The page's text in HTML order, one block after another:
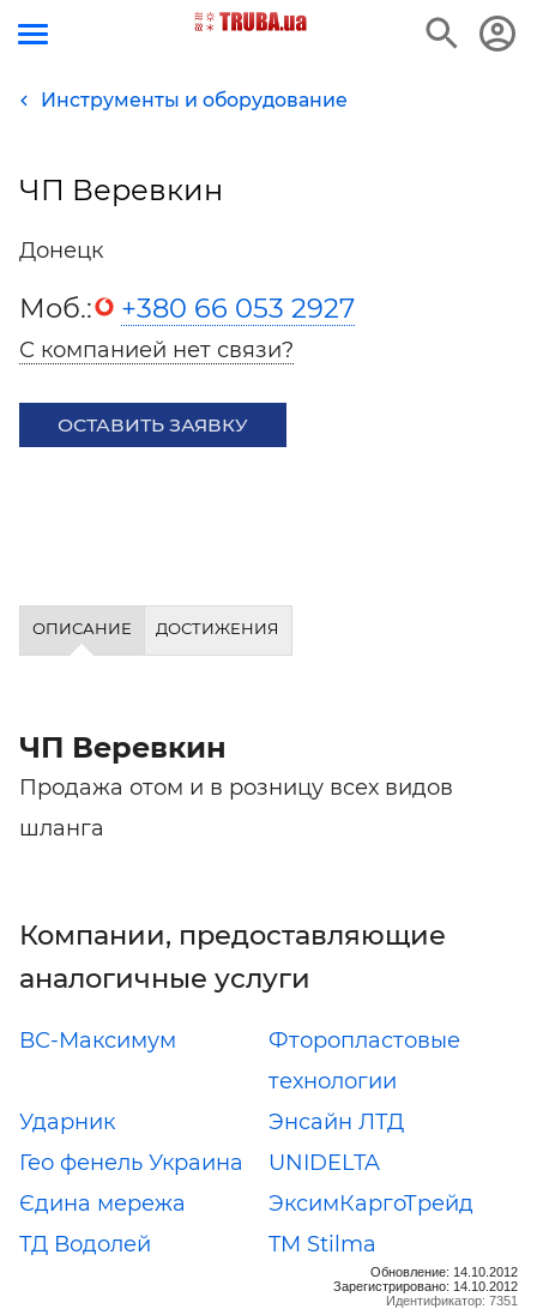
Инструменты и оборудование
ЧП Веревкин
Донецк
Моб.: +380 66 053 2927
С компанией нет связи?
ОСТАВИТЬ ЗАЯВКУ
ОПИСАНИЕ ДОСТИЖЕНИЯ
ЧП Веревкин
Продажа отом и в розницу всех видов
шланга
Компании, предоставляющие
аналогичные услуги
ВС-Максимум
Фторопластовые
технологии
Ударник
Энсайн ЛТД
Гео фенель Украина
UNIDELTA
Єдина мережа
ЭксимКаргоТрейд
ТД Водолей
TM Stilma
Обновление: 14.10.2012
Зарегистрировано: 14.10.2012
Идентификатор: 7351